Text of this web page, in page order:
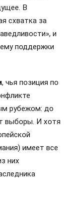
В
схватка за
и
поддержки
, чья позиция по
рубежом: до
выборы. И хотя
имеет все
них